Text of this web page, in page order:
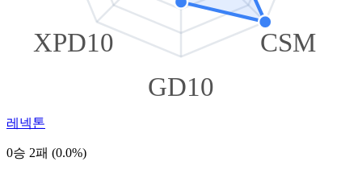
CSM
GD10
XPD10
레넥톤
0승 2패 (0.0%)